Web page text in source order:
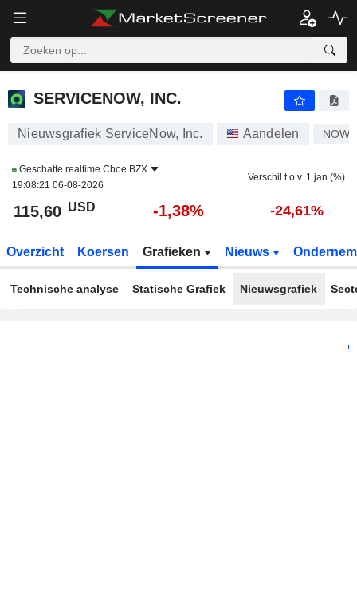
SERVICENOW, INC.
SERVICENOW, INC.
Nieuwsgrafiek ServiceNow, Inc. Aandelen NOW
Geschatte realtime Cboe BZX
19:08:21 06-08-2026
Verschil t.o.v. 1 jan (%)
115,60 USD -1,38% -24,61%
Overzicht Koersen Grafieken Nieuws
Technische analyse Statische Grafiek Nieuwsgrafiek